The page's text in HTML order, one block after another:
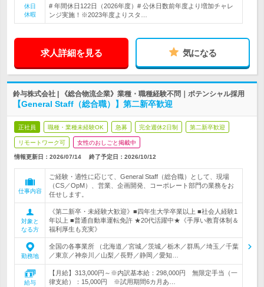
休日
休暇
# 年間休日122日（2026年度）# 公休日数前年度より増加チャレ
ンジ実施！※2023年度よりスタ…
求人詳細を見る 気になる
鈴与株式会社 | 《総合物流企業》業種・職種経験不問｜ポテンシャル採用
【General Staff（総合職）】第二新卒歓迎
正社員 職種・業種未経験OK 急募 完全週休2日制 第二新卒歓迎
リモートワーク可 女性のおしごと掲載中
情報更新日：2026/07/14 終了予定日： 2026/10/12
仕事内容
ご経験・適性に応じて、General Staff（総合職）として、現場
（CS／OpM）、営業、企画開発、コーポレート部門の業務をお
任せします。
対象と
なる方
《第二新卒・未経験大歓迎》■四年生大学卒業以上 ■社会人経験1
年以上 ■普通自動車運転免許 ★20代活躍中★《手厚い教育体制＆
福利厚生も充実》
勤務地
全国の各事業所 （北海道／宮城／茨城／栃木／群馬／埼玉／千葉
／東京／神奈川／山梨／長野／静岡／愛知…
給与
【月給】313,000円～※内訳基本給：298,000円 無限定手当（一
律支給）：15,000円 ※試用期間6カ月あ…